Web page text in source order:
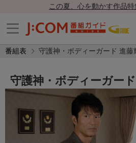
この夏、心を動かす作品
番組表 守護神・ボディーガード 進藤
守護神・ボディーガー